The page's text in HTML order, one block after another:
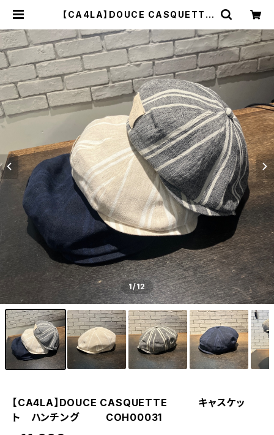
【CA4LA】DOUCE CASQUETTE
COH00031 | 広島の帽子専門店SH
APPO（シャッポ）
1/12
【CA4LA】DOUCE CASQUETTE キャスケッ
ト ハンチング COH00031